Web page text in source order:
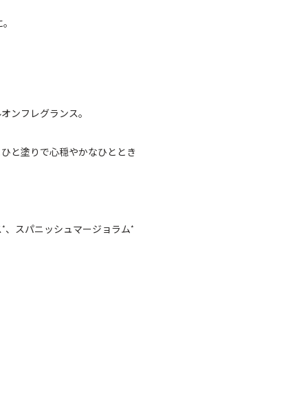
ンフレグランス。
と塗りで心穏やかなひととき
*、スパニッシュマージョラム*